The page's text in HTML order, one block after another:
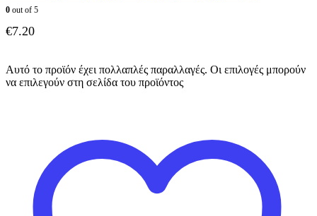
0 out of 5
€7.20
Αυτό το προϊόν έχει πολλαπλές παραλλαγές. Οι επιλογές μπορούν
να επιλεγούν στη σελίδα του προϊόντος